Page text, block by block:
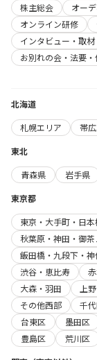
株主総会
オー
オンライン研修
インタビュー・取材
お別れの会・法要
北海道
札幌エリア
帯
東北
青森県
岩手県
東京都
東京・大手町・日本
秋葉原・神田・御茶
飯田橋・九段下・
渋谷・恵比寿
大森・羽田
上
その他西部
千
台東区
墨田区
豊島区
荒川区